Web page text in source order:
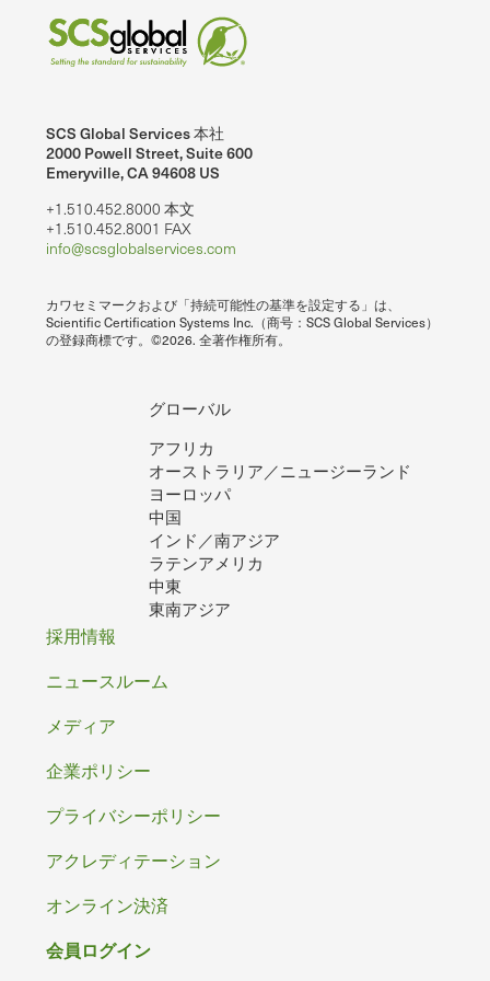
SCS Global Services 本社
2000 Powell Street, Suite 600
Emeryville, CA 94608 US
+1.510.452.8000 本文
+1.510.452.8001 FAX
info@scsglobalservices.com
カワセミマークおよび「持続可能性の基準を設定する」は、
Scientific Certification Systems Inc.（商号：SCS Global Services）
の登録商標です。©2026. 全著作権所有。
グローバル
アフリカ
オーストラリア／ニュージーランド
ヨーロッパ
中国
インド／南アジア
ラテンアメリカ
中東
東南アジア
フ
ッ
タ
ー
採用情報
ニュースルーム
メディア
企業ポリシー
プライバシーポリシー
アクレディテーション
オンライン決済
会員ログイン